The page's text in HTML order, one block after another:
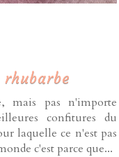
mais pas n'importe
confitures du
laquelle ce n'est pas
c'est parce que...